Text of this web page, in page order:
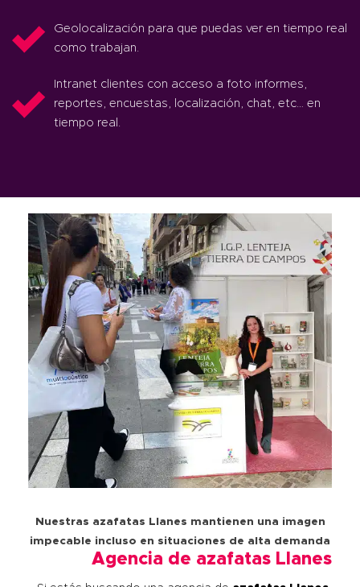
Geolocalización para que puedas ver en tiempo real
como trabajan.
Intranet clientes con acceso a foto informes,
reportes, encuestas, localización, chat, etc… en
tiempo real.
Nuestras azafatas Llanes mantienen una imagen
impecable incluso en situaciones de alta demanda
Agencia de azafatas Llanes